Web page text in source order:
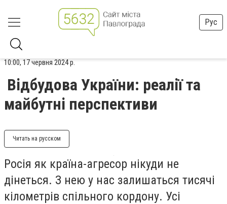
Рус
10:00, 17 червня 2024 р.
Відбудова України: реалії та
майбутні перспективи
Читать на русском
Росія як країна-агресор нікуди не
дінеться. З нею у нас залишаться тисячі
кілометрів спільного кордону. Усі